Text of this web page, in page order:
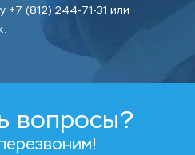
+7 (812) 244-71-31 или
вопросы?